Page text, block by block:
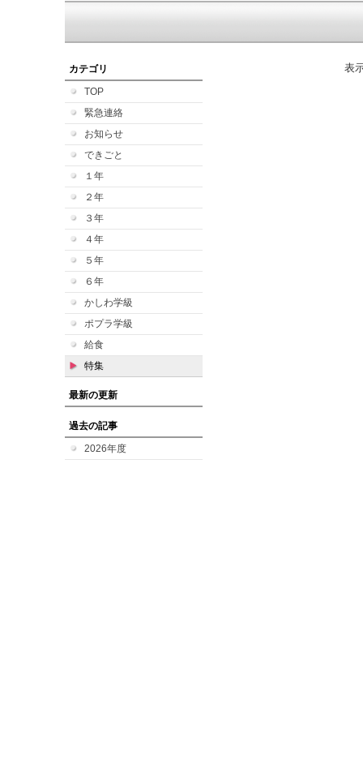
カテゴリ
TOP
緊急連絡
お知らせ
できごと
１年
２年
３年
４年
５年
６年
かしわ学級
ポプラ学級
給食
特集
最新の更新
過去の記事
2026年度
表